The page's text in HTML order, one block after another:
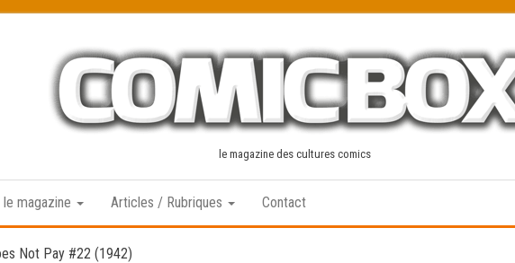
le magazine des cultures comics
magazine Articles / Rubriques Contact
Not Pay #22 (1942)